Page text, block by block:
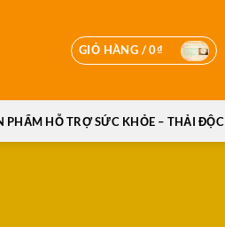
GIỎ HÀNG /0₫
PHẨM HỖ TRỢ SỨC KHỎE – THẢI ĐỘC